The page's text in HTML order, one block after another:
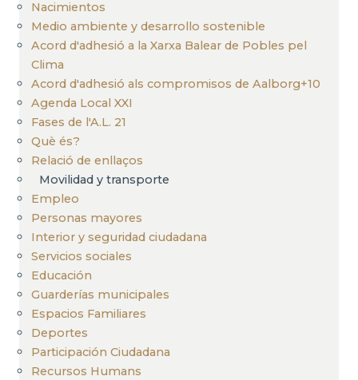
Nacimientos
Medio ambiente y desarrollo sostenible
Acord d'adhesió a la Xarxa Balear de Pobles pel
Clima
Acord d'adhesió als compromisos de Aalborg+10
Agenda Local XXI
Fases de l'A.L. 21
Què és?
Relació de enllaços
Movilidad y transporte
Empleo
Personas mayores
Interior y seguridad ciudadana
Servicios sociales
Educación
Guarderías municipales
Espacios Familiares
Deportes
Participación Ciudadana
Recursos Humans